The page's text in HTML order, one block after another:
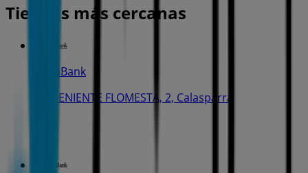
Tiendas más cercanas
CaixaBank
AV. TENIENTE FLOMESTA, 2, Calasparra